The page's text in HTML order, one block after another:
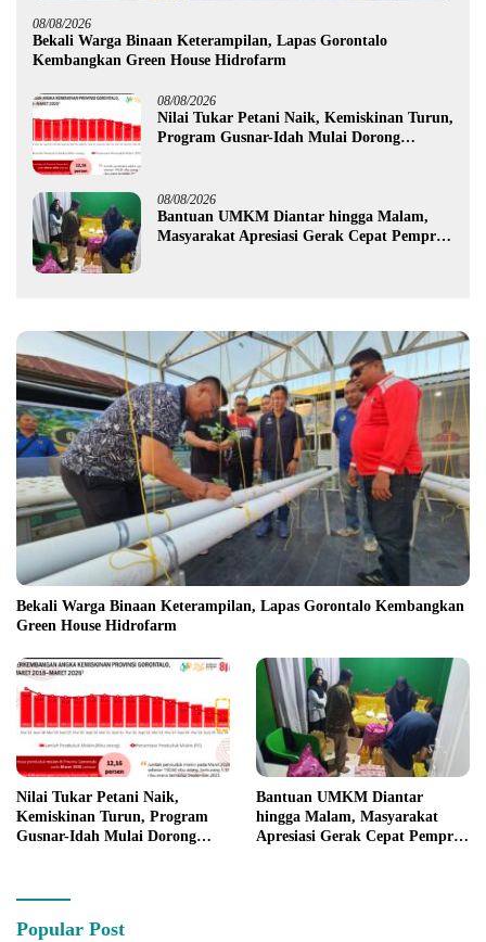
08/08/2026
Bekali Warga Binaan Keterampilan, Lapas Gorontalo
Kembangkan Green House Hidrofarm
08/08/2026
Nilai Tukar Petani Naik, Kemiskinan Turun,
Program Gusnar-Idah Mulai Dorong
08/08/2026
Bantuan UMKM Diantar hingga Malam,
Masyarakat Apresiasi Gerak Cepat Pemprov
Bekali Warga Binaan Keterampilan, Lapas Gorontalo Kembangkan
Green House Hidrofarm
Nilai Tukar Petani Naik,
Kemiskinan Turun, Program
Gusnar-Idah Mulai Dorong
Bantuan UMKM Diantar
hingga Malam, Masyarakat
Apresiasi Gerak Cepat Pemprov
Popular Post